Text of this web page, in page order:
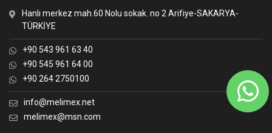
Hanlı merkez mah.60 Nolu sokak. no 2 Arifiye-SAKARYA-
TÜRKİYE
+90 543 961 63 40
+90 545 961 64 00
+90 264 2750100
info@melimex.net
melimex@msn.com
Nasıl yardımcı olabiliriz?